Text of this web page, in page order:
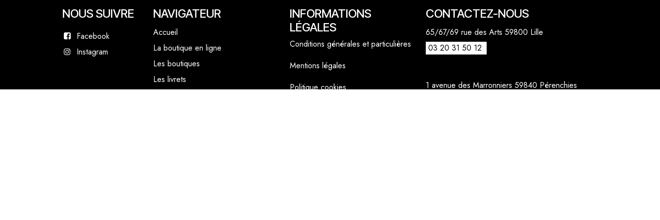
CONTACTEZ-NOUS
65/67/69 rue des Arts 59800 Lille
03 20 31 50 12
1 avenue des Marronniers 59840 Pérenchies
NOUS SUIVRE
Facebook
Instagram
INFORMATIONS
LÉGALES
Conditions générales et particulières
Mentions légales
Politique cookies
NAVIGATEUR
Accueil
La boutique en ligne
Les boutiques
Les livrets